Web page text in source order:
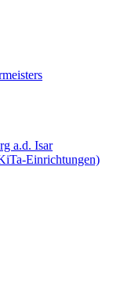
a.d. Isar
Einrichtungen)